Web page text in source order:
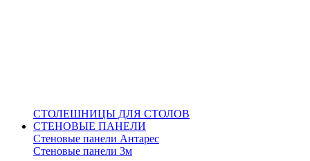
СТОЛЕШНИЦЫ ДЛЯ СТОЛОВ
СТЕНОВЫЕ ПАНЕЛИ
Стеновые панели Антарес
Стеновые панели 3м